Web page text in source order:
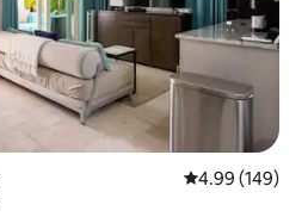
औसत रेटिंग 5 में से
4.99 (149)